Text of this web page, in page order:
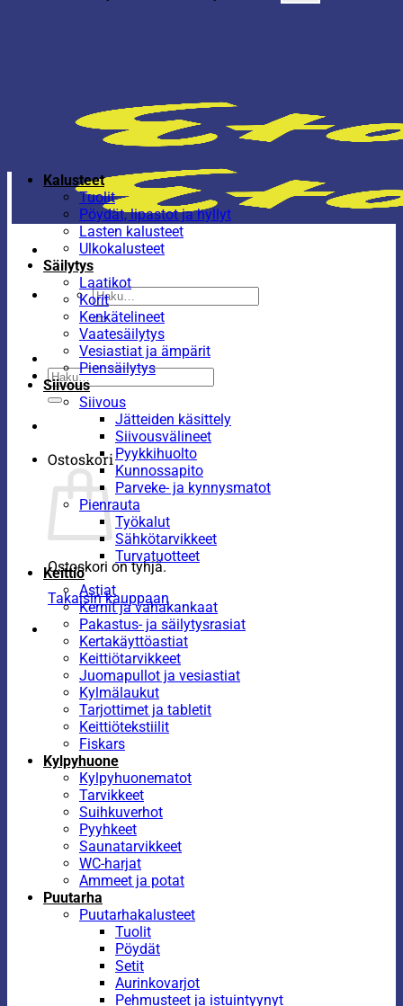
Etsi:
Etsi:
Ostoskori
Ostoskori on tyhjä.
Takaisin kauppaan
Kalusteet
Tuolit
Pöydät, lipastot ja hyllyt
Lasten kalusteet
Ulkokalusteet
Säilytys
Laatikot
Korit
Kenkätelineet
Vaatesäilytys
Vesiastiat ja ämpärit
Piensäilytys
Siivous
Siivous
Jätteiden käsittely
Siivousvälineet
Pyykkihuolto
Kunnossapito
Parveke- ja kynnysmatot
Pienrauta
Työkalut
Sähkötarvikkeet
Turvatuotteet
Keittiö
Astiat
Kernit ja vahakankaat
Pakastus- ja säilytysrasiat
Kertakäyttöastiat
Keittiötarvikkeet
Juomapullot ja vesiastiat
Kylmälaukut
Tarjottimet ja tabletit
Keittiötekstiilit
Fiskars
Kylpyhuone
Kylpyhuonematot
Tarvikkeet
Suihkuverhot
Pyyhkeet
Saunatarvikkeet
WC-harjat
Ammeet ja potat
Puutarha
Puutarhakalusteet
Tuolit
Pöydät
Setit
Aurinkovarjot
Pehmusteet ja istuintyynyt